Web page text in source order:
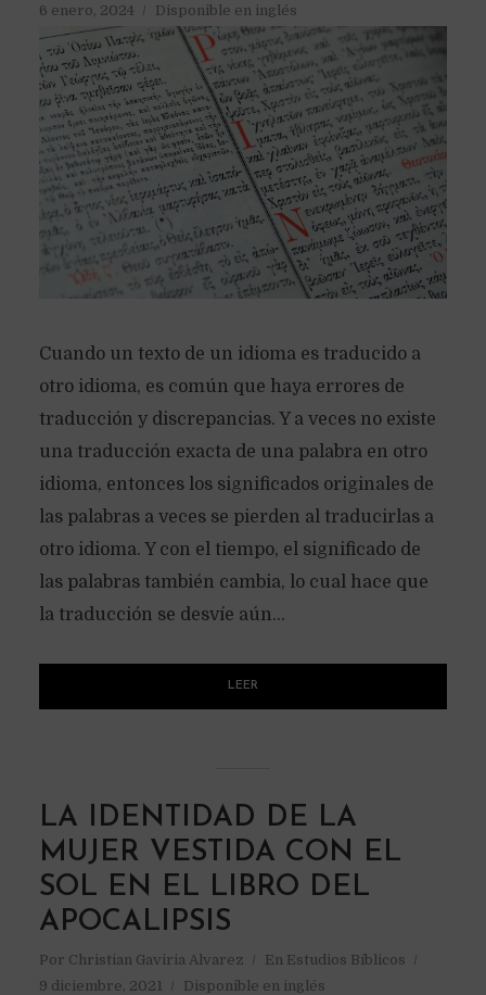
6 enero, 2024
Disponible en inglés
Cuando un texto de un idioma es traducido a
otro idioma, es común que haya errores de
traducción y discrepancias. Y a veces no existe
una traducción exacta de una palabra en otro
idioma, entonces los significados originales de
las palabras a veces se pierden al traducirlas a
otro idioma. Y con el tiempo, el significado de
las palabras también cambia, lo cual hace que
la traducción se desvíe aún...
LEER
LA IDENTIDAD DE LA
MUJER VESTIDA CON EL
SOL EN EL LIBRO DEL
APOCALIPSIS
Por Christian Gaviria Alvarez En Estudios Bíblicos
9 diciembre, 2021
Disponible en inglés